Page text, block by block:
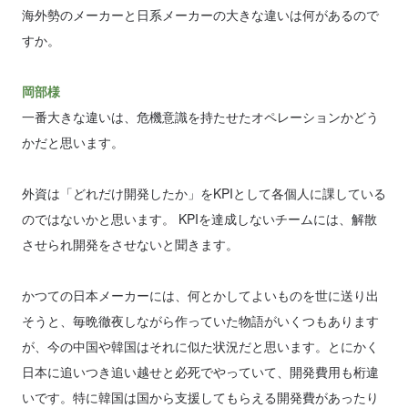
海外勢のメーカーと日系メーカーの大きな違いは何があるので
すか。
岡部様
一番大きな違いは、危機意識を持たせたオペレーションかどう
かだと思います。
外資は「どれだけ開発したか」をKPIとして各個人に課している
のではないかと思います。 KPIを達成しないチームには、解散
させられ開発をさせないと聞きます。
かつての日本メーカーには、何とかしてよいものを世に送り出
そうと、毎晩徹夜しながら作っていた物語がいくつもあります
が、今の中国や韓国はそれに似た状況だと思います。とにかく
日本に追いつき追い越せと必死でやっていて、開発費用も桁違
いです。特に韓国は国から支援してもらえる開発費があったり